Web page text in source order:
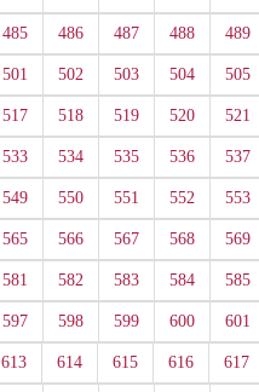
485 486 487 488 489
501 502 503 504 505
517 518 519 520 521
533 534 535 536 537
549 550 551 552 553
565 566 567 568 569
581 582 583 584 585
597 598 599 600 601
613 614 615 616 617